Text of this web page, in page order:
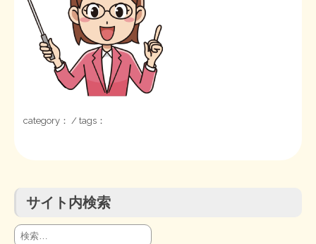
【国の、本当の】財源チラシ／旧・財源研究室
シン財源はあなたです／合同誌／旧・サブカル分室
日本経済を解説するヤンキー／MIHANAマンガ／旧・財研出版
マネクリ戦士 RED & BLACK
MMTの学習資料
チラシ発行部数
会計報告
旧・財研出版について
会計報告
category： / tags：
サイト内検索
検